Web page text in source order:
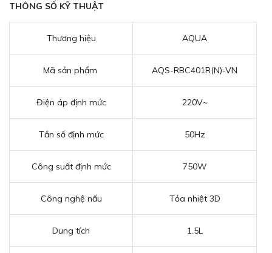
THÔNG SỐ KỸ THUẬT
Thương hiệu AQUA
Mã sản phẩm AQS-RBC401R(N)-VN
Điện áp định mức 220V~
Tần số định mức 50Hz
Công suất định mức 750W
Công nghệ nấu Tỏa nhiệt 3D
Dung tích 1.5L